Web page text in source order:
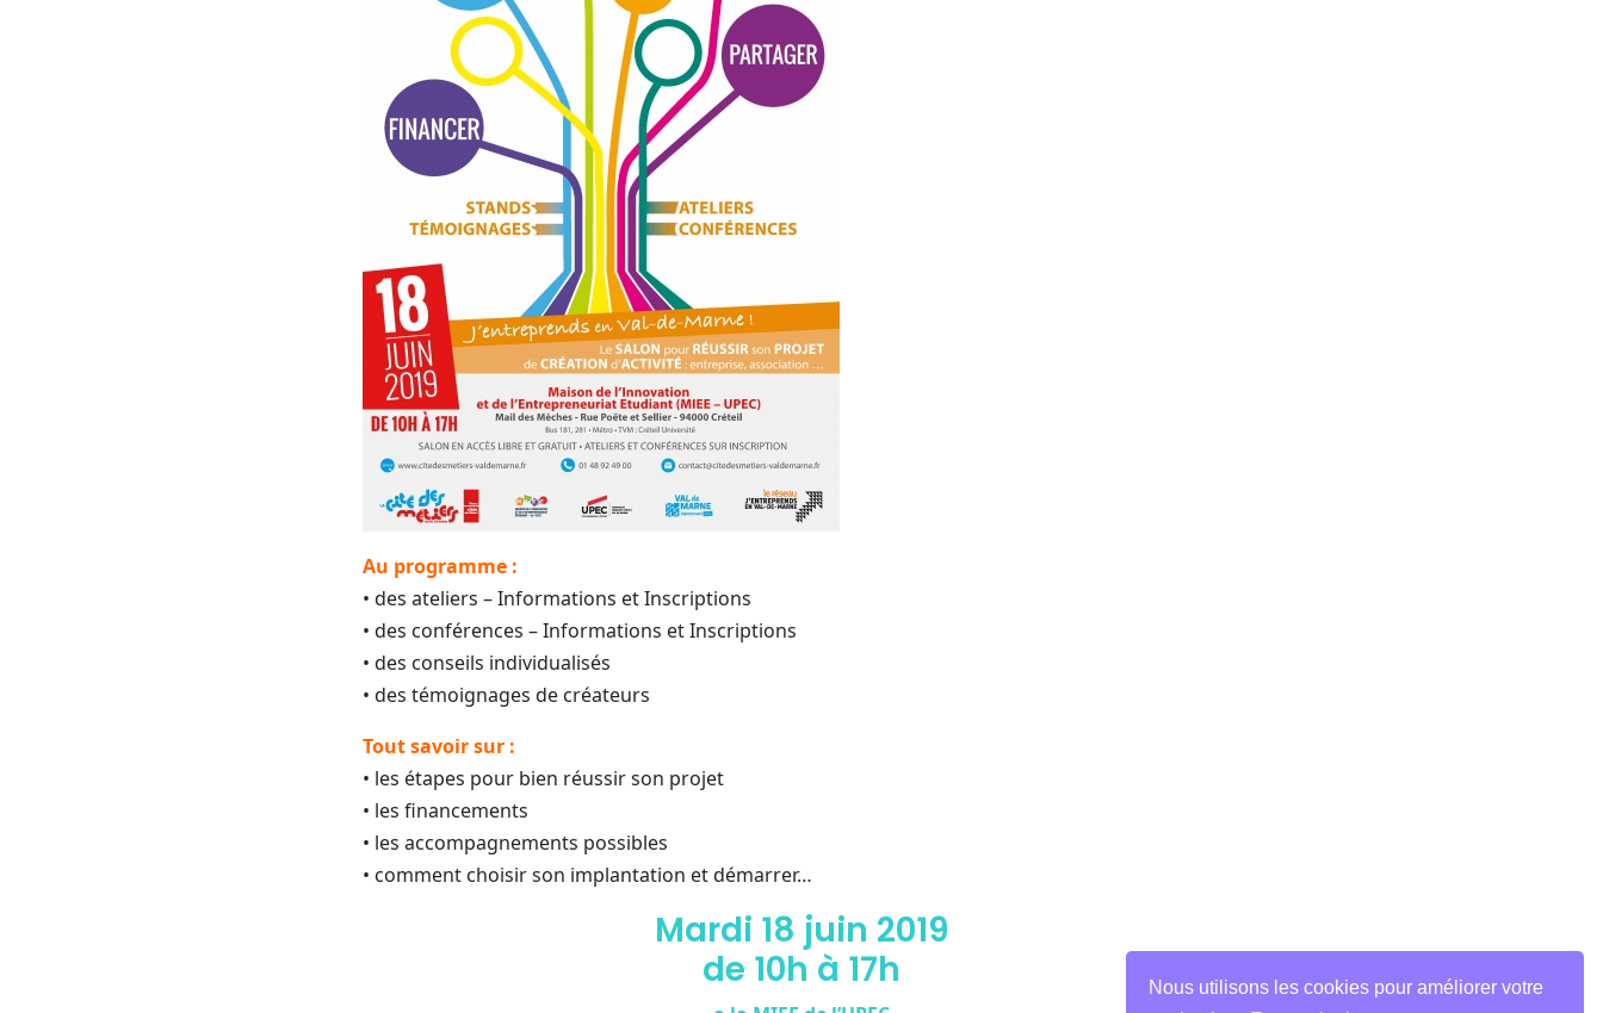
Au programme :
• des ateliers – Informations et Inscriptions
• des conférences – Informations et Inscriptions
• des conseils individualisés
• des témoignages de créateurs
Tout savoir sur :
• les étapes pour bien réussir son projet
• les financements
• les accompagnements possibles
• comment choisir son implantation et démarrer…
Mardi 18 juin 2019
de 10h à 17h
Nous utilisons les cookies pour améliorer votre